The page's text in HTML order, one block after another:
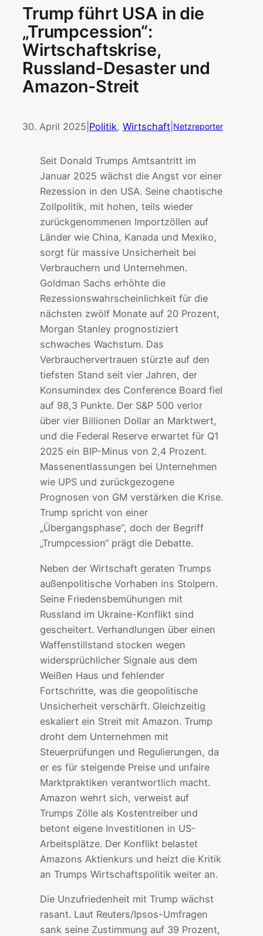
Trump führt USA in die
„Trumpcession“:
Wirtschaftskrise,
Russland-Desaster und
Amazon-Streit
30. April 2025 Politik, Wirtschaft Netzreporter
Seit Donald Trumps Amtsantritt im
Januar 2025 wächst die Angst vor einer
Rezession in den USA. Seine chaotische
Zollpolitik, mit hohen, teils wieder
zurückgenommenen Importzöllen auf
Länder wie China, Kanada und Mexiko,
sorgt für massive Unsicherheit bei
Verbrauchern und Unternehmen.
Goldman Sachs erhöhte die
Rezessionswahrscheinlichkeit für die
nächsten zwölf Monate auf 20 Prozent,
Morgan Stanley prognostiziert
schwaches Wachstum. Das
Verbrauchervertrauen stürzte auf den
tiefsten Stand seit vier Jahren, der
Konsumindex des Conference Board fiel
auf 98,3 Punkte. Der S&P 500 verlor
über vier Billionen Dollar an Marktwert,
und die Federal Reserve erwartet für Q1
2025 ein BIP-Minus von 2,4 Prozent.
Massenentlassungen bei Unternehmen
wie UPS und zurückgezogene
Prognosen von GM verstärken die Krise.
Trump spricht von einer
„Übergangsphase“, doch der Begriff
„Trumpcession“ prägt die Debatte.
Neben der Wirtschaft geraten Trumps
außenpolitische Vorhaben ins Stolpern.
Seine Friedensbemühungen mit
Russland im Ukraine-Konflikt sind
gescheitert. Verhandlungen über einen
Waffenstillstand stocken wegen
widersprüchlicher Signale aus dem
Weißen Haus und fehlender
Fortschritte, was die geopolitische
Unsicherheit verschärft. Gleichzeitig
eskaliert ein Streit mit Amazon. Trump
droht dem Unternehmen mit
Steuerprüfungen und Regulierungen, da
er es für steigende Preise und unfaire
Marktpraktiken verantwortlich macht.
Amazon wehrt sich, verweist auf
Trumps Zölle als Kostentreiber und
betont eigene Investitionen in US-
Arbeitsplätze. Der Konflikt belastet
Amazons Aktienkurs und heizt die Kritik
an Trumps Wirtschaftspolitik weiter an.
Die Unzufriedenheit mit Trump wächst
rasant. Laut Reuters/Ipsos-Umfragen
sank seine Zustimmung auf 39 Prozent,